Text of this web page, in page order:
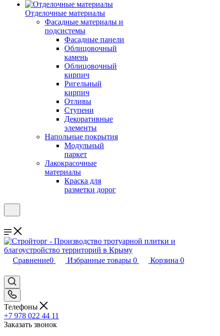
Отделочные материалы
Фасадные материалы и
подсистемы
Фасадные панели
Облицовочный
камень
Облицовочный
кирпич
Ригельный
кирпич
Отливы
Ступени
Декоративные
элементы
Напольные покрытия
Модульный
паркет
Лакокрасочные
материалы
Краска для
разметки дорог
Сравнение0 Избранные товары 0 Корзина 0
Телефоны
+7 978 022 44 11
Заказать звонок